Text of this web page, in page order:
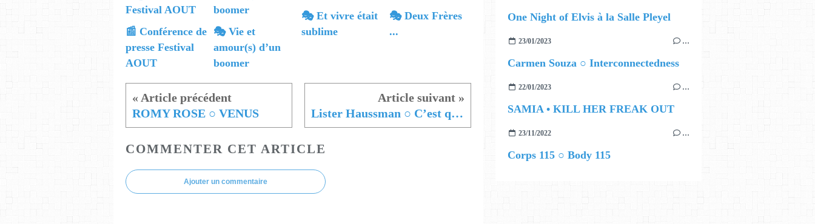
📰 Conférence de
presse Festival
AOUT
🎭 Vie et
amour(s) d’un
boomer
🎭 Et vivre était
sublime
🎭 Deux Frères
...
ROMY ROSE ○ VENUS Lister Haussman ○ C’est qui en vrai
COMMENTER CET ARTICLE
Ajouter un commentaire
One Night of Elvis à la Salle Pleyel
23/01/2023 …
Carmen Souza ○ Interconnectedness
22/01/2023 …
SAMIA • KILL HER FREAK OUT
23/11/2022 …
Corps 115 ○ Body 115